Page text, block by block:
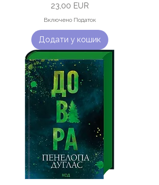
Ціна
23,00 EUR
Включено Податок
Додати у кошик